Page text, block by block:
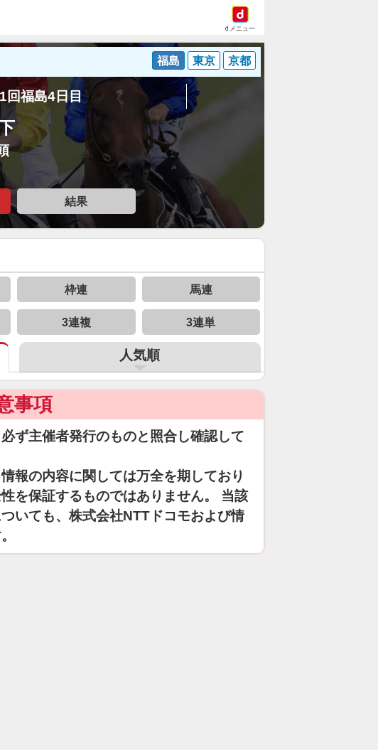
dメニュー
福島 東京 京都
回福島4日目
結果
枠連 馬連
3連複 3連単
人気順
事項
ず主催者発行のものと照合し確認して
報の内容に関しては万全を期しており
を保証するものではありません。 当該
いても、株式会社NTTドコモおよび情